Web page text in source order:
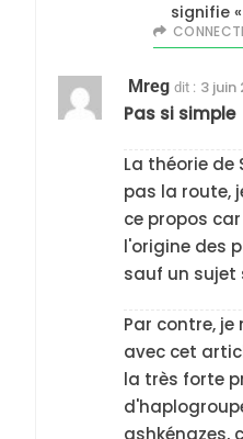
signifie
Mreg dit : 3 juin
Pas si simple
La théorie de
pas la route,
ce propos
l'origine des
sauf un sujet
Par contre,
avec cet
la très forte
ashkénazes,